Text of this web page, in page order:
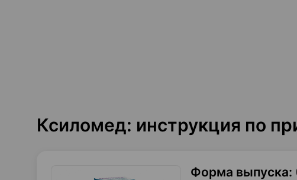
Ксиломед: инструкция по
Форма выпуска: